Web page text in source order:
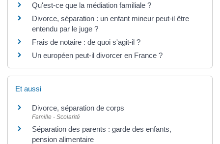
Qu'est-ce que la médiation familiale ?
Divorce, séparation : un enfant mineur peut-il être
entendu par le juge ?
Frais de notaire : de quoi s'agit-il ?
Un européen peut-il divorcer en France ?
Et aussi
Divorce, séparation de corps
Famille - Scolarité
Séparation des parents : garde des enfants,
pension alimentaire